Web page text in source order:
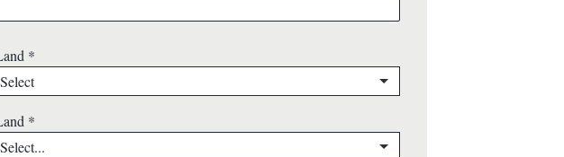
*
*